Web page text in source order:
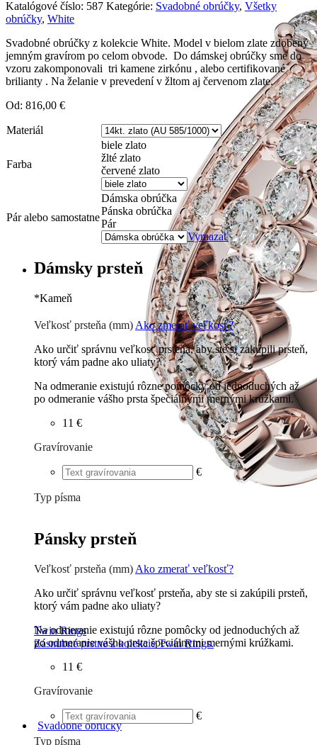
Twin Rings
Zásnubné prstne z kolekcie Twin Rings.
Svadobné obrúčky
Katalógové číslo: 587 Kategórie: Svadobné obrúčky, Všetky
obrúčky, White
Svadobné obrúčky z kolekcie White. Model v bielom zlate zdobený
jemným gravírom po celom obvode. Do dámskej obrúčky sme do
vzoru zakomponovali tri kamene zirkónu , alebo certifikované
brilianty . Na želanie v prevedení v žltom aj červenom zlate.
Od: 816,00 €
Materiál
Farba
biele zlato
žlté zlato
červené zlato
Pár alebo samostatne
Dámska obrúčka
Pánska obrúčka
Pár
Vymazať
Dámsky prsteň
*Kameň
Briliant G-H/Si1-2
Veľkosť prsteňa (mm) Ako zmerať veľkosť?
Ako určiť správnu veľkosť prsteňa, aby ste si zakúpili prsteň,
ktorý vám padne ako uliaty?
Na odmeranie existujú rôzne pomôcky od jednoduchých až
po odmeranie vášho prsta špeciálnymi mernými krúžkami.
11 €
Gravírovanie
€
Typ písma
Pánsky prsteň
Veľkosť prsteňa (mm) Ako zmerať veľkosť?
Ako určiť správnu veľkosť prsteňa, aby ste si zakúpili prsteň,
ktorý vám padne ako uliaty?
Na odmeranie existujú rôzne pomôcky od jednoduchých až
po odmeranie vášho prsta špeciálnymi mernými krúžkami.
11 €
Gravírovanie
€
Typ písma